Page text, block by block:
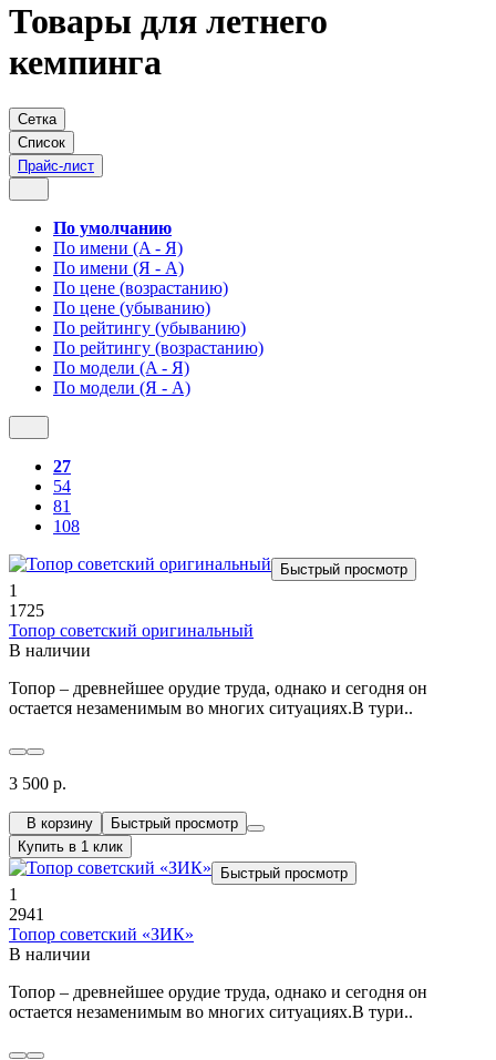
Товары для летнего
кемпинга
Сетка
Список
Прайс-лист
По умолчанию
По имени (A - Я)
По имени (Я - A)
По цене (возрастанию)
По цене (убыванию)
По рейтингу (убыванию)
По рейтингу (возрастанию)
По модели (A - Я)
По модели (Я - A)
27
54
81
108
Быстрый просмотр
1
1725
Топор советский оригинальный
В наличии
Топор – древнейшее орудие труда, однако и сегодня он
остается незаменимым во многих ситуациях.В тури..
3 500 р.
В корзину
Быстрый просмотр
Купить в 1 клик
Быстрый просмотр
1
2941
Топор советский «ЗИК»
В наличии
Топор – древнейшее орудие труда, однако и сегодня он
остается незаменимым во многих ситуациях.В тури..